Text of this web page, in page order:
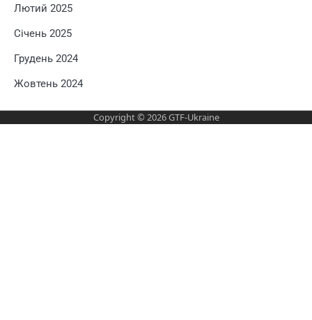
Лютий 2025
Січень 2025
Грудень 2024
Жовтень 2024
Copyright © 2026GTF-Ukraine